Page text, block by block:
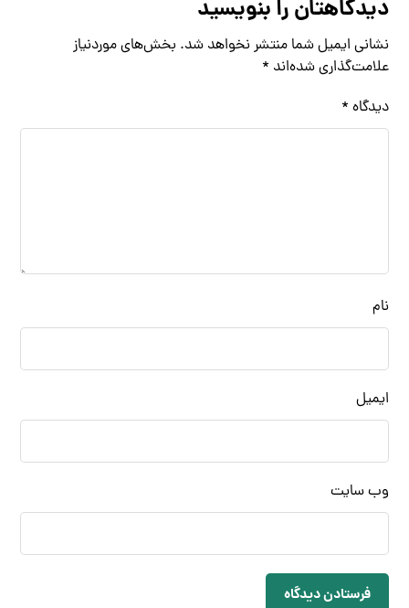
دیدگاهتان را بنویسید
نشانی ایمیل شما منتشر نخواهد شد. بخش‌های موردنیاز
علامت‌گذاری شده‌اند *
دیدگاه *
نام
ایمیل
وب‌ سایت
فرستادن دیدگاه